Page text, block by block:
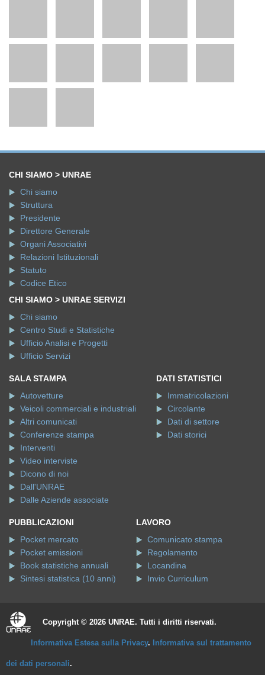
CHI SIAMO > UNRAE
Chi siamo
Struttura
Presidente
Direttore Generale
Organi Associativi
Relazioni Istituzionali
Statuto
Codice Etico
CHI SIAMO > UNRAE SERVIZI
Chi siamo
Centro Studi e Statistiche
Ufficio Analisi e Progetti
Ufficio Servizi
SALA STAMPA
Autovetture
Veicoli commerciali e industriali
Altri comunicati
Conferenze stampa
Interventi
Video interviste
Dicono di noi
Dall'UNRAE
Dalle Aziende associate
DATI STATISTICI
Immatricolazioni
Circolante
Dati di settore
Dati storici
PUBBLICAZIONI
Pocket mercato
Pocket emissioni
Book statistiche annuali
Sintesi statistica (10 anni)
LAVORO
Comunicato stampa
Regolamento
Locandina
Invio Curriculum
Copyright © 2026 UNRAE. Tutti i diritti riservati.
Informativa Estesa sulla Privacy. Informativa sul trattamento
dei dati personali.